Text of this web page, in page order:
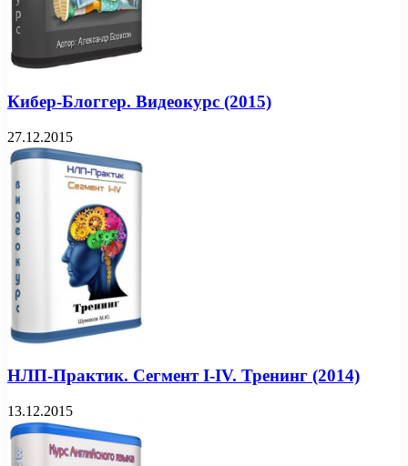
Кибер-Блоггер. Видеокурс (2015)
27.12.2015
НЛП-Практик. Сегмент I-IV. Тренинг (2014)
13.12.2015